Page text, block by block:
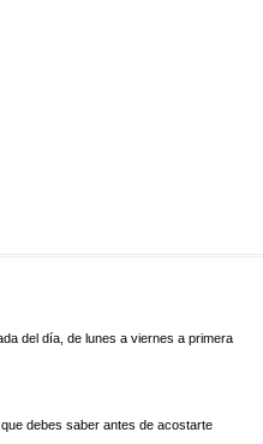
del día, de lunes a viernes a primera
debes saber antes de acostarte